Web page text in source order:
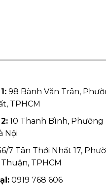
98 Bành Văn Trân,
TPHCM
10 Thanh Bình, Phường
Nội
7 Tân Thới Nhất 17,
TPHCM
0919 768 606